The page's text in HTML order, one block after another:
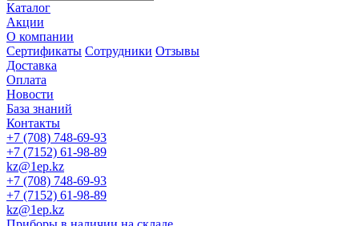
Каталог
Акции
О компании
Сертификаты Сотрудники Отзывы
Доставка
Оплата
Новости
База знаний
Контакты
+7 (708) 748-69-93
+7 (7152) 61-98-89
kz@1ep.kz
+7 (708) 748-69-93
+7 (7152) 61-98-89
kz@1ep.kz